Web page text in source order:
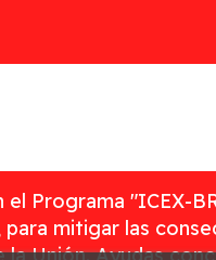
el Programa "ICEX-
mitigar las